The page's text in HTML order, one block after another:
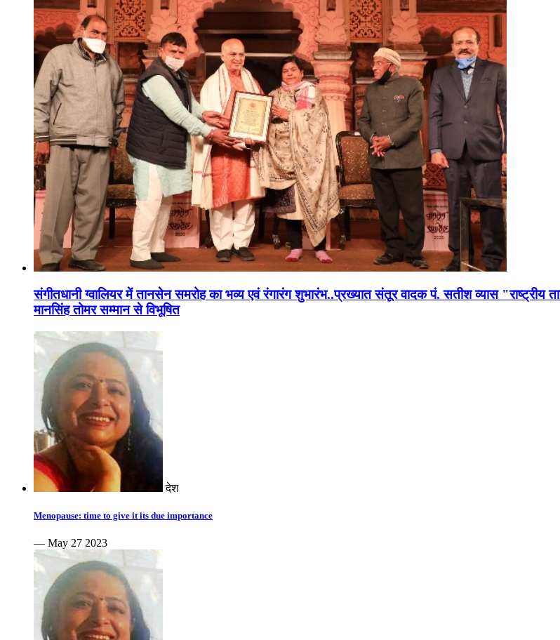
संगीतधानी ग्वालियर में तानसेन समरोह का भव्य एवं रंगारंग शुभारंभ..प्रख्यात संतूर वादक पं. सतीश व्यास
मानसिंह तोमर सम्मान से विभूषित
देश
Menopause: time to give it its due importance
— May 27 2023